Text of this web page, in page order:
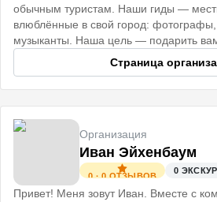
обычным туристам. Наши гиды —
влюблённые в свой город: фотографы,
музыканты. Наша цель — подарить
незабываемые впечатления. До
Страница
Организация
Иван Эйхенбаум
0 · 0 ОТЗЫВОВ
0
Привет! Меня зовут Иван. Вместе с